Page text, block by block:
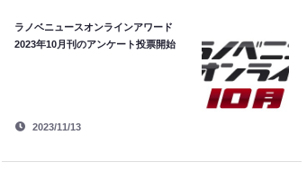
ラノベニュースオンラインアワード
2023年10月刊のアンケート投票開始
2023/11/13